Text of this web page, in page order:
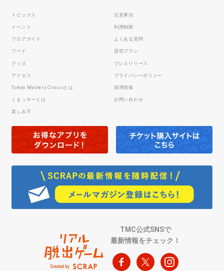
トピックス
イベント
フロアガイド
フード
グッズ
アクセス
Tokyo Mystery Circusとは
くまっキーとは
楽しみ方
注意事項
利用制限
よくある質問
貸切プラン
プレスリリース
プライバシーポリシー
採用情報
お問い合わせ
TMC公式SNSで
最新情報をチェック！